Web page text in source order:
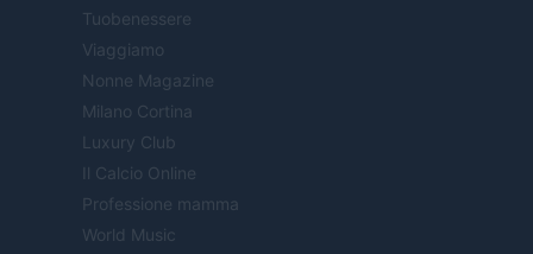
Tuobenessere
Viaggiamo
Nonne Magazine
Milano Cortina
Luxury Club
Il Calcio Online
Professione mamma
World Music